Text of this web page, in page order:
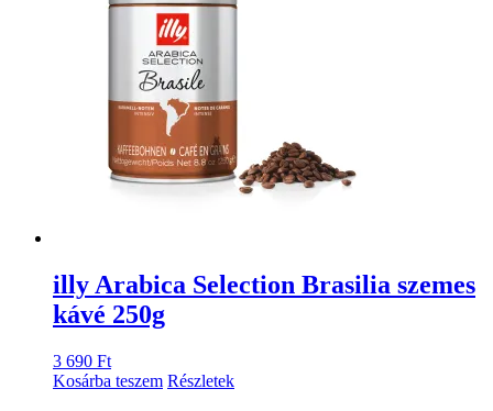
illy Arabica Selection Brasilia szemes
kávé 250g
3 690 Ft
Kosárba teszem Részletek